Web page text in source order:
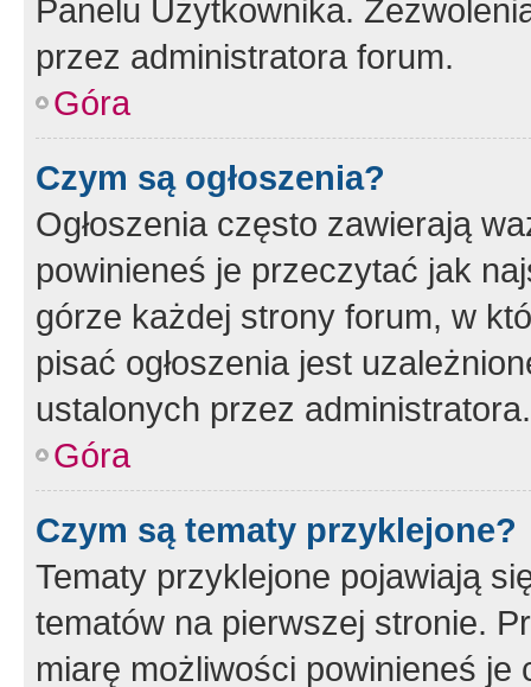
Panelu Użytkownika.
przez administratora forum.
Góra
Czym są ogłoszenia?
Ogłoszenia często zawierają
powinieneś je przeczytać jak
górze każdej strony forum, w
pisać ogłoszenia jest
ustalonych przez administratora.
Góra
Czym są tematy przyklejone?
Tematy przyklejone pojawiają
tematów na pierwszej stronie.
miarę możliwości powinieneś je